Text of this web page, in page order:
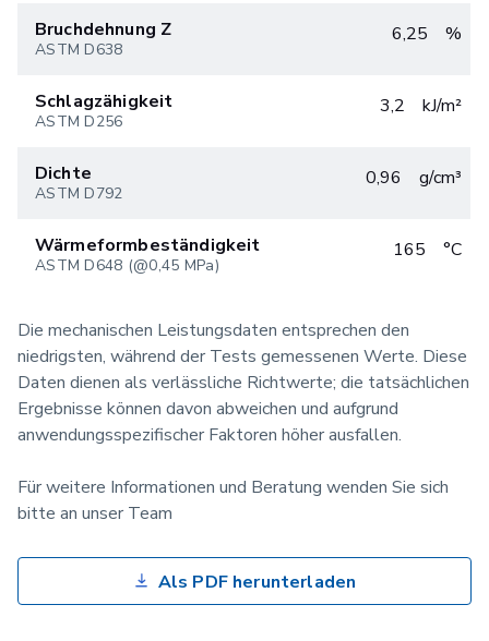
Bruchdehnung Z
ASTM D638
6,25 %
Schlagzähigkeit
ASTM D256
3,2 kJ/m²
Dichte
ASTM D792
0,96 g/cm³
Wärmeformbeständigkeit
ASTM D648 (@0,45 MPa)
165 °C
Die mechanischen Leistungsdaten entsprechen den
niedrigsten, während der Tests gemessenen Werte. Diese
Daten dienen als verlässliche Richtwerte; die tatsächlichen
Ergebnisse können davon abweichen und aufgrund
anwendungsspezifischer Faktoren höher ausfallen.
Für weitere Informationen und Beratung wenden Sie sich
bitte an unser Team
Als PDF herunterladen